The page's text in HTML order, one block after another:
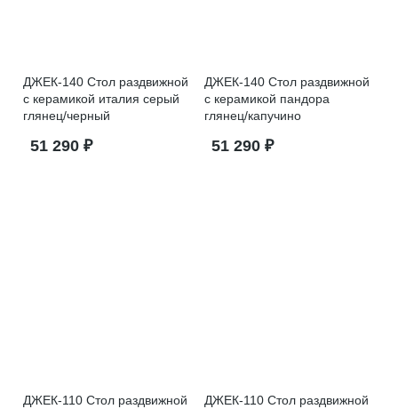
ДЖЕК-140 Стол раздвижной
с керамикой италия серый
глянец/черный
51 290 ₽
ДЖЕК-140 Стол раздвижной
с керамикой пандора
глянец/капучино
51 290 ₽
ДЖЕК-110 Стол раздвижной
ДЖЕК-110 Стол раздвижной